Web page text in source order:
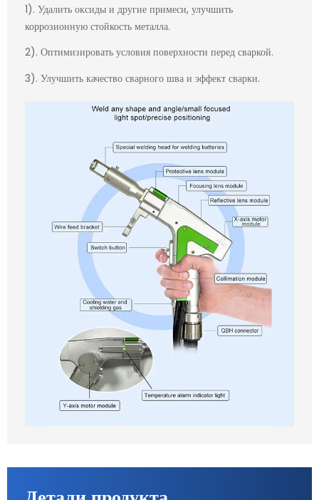
1). Удалить оксиды и другие примеси, улучшить
коррозионную стойкость металла.
2). Оптимизировать условия поверхности перед сваркой.
3). Улучшить качество сварного шва и эффект сварки.